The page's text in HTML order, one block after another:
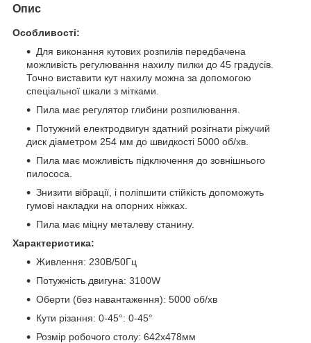
Опис
Особливості:
Для виконання кутових розпилів передбачена
можливість регулювання нахилу пилки до 45 градусів.
Точно виставити кут нахилу можна за допомогою
спеціальної шкали з мітками.
Пила має регулятор глибини розпилювання.
Потужний електродвигун здатний розігнати ріжучий
диск діаметром 254 мм до швидкості 5000 об/хв.
Пила має можливість підключення до зовнішнього
пилососа.
Знизити вібрації, і поліпшити стійкість допоможуть
гумові накладки на опорних ніжках.
Пила має міцну металеву станину.
Характеристика:
Живлення: 230В/50Гц
Потужність двигуна: 3100W
Оберти (без навантаження): 5000 об/хв
Кути різання: 0-45°: 0-45°
Розмір робочого столу: 642х478мм